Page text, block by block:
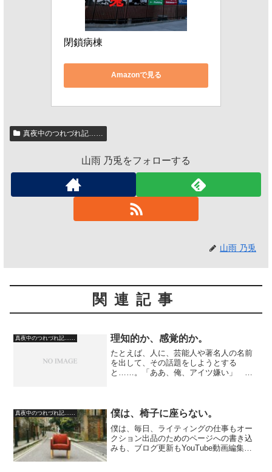
閉鎖病棟
Amazonで見る
真夜中のつれづれ記……
山雨 乃兎をフォローする
山雨 乃兎
関連記事
真夜中のつれづれ記…… 理知的か、感覚的か。
たとえば、人に、芸能人や著名人の名前
を出して、その話題をしようとする
と……。「ああ、俺、アイツ嫌い」 だ
とは、まったく話しが合わなく...
真夜中のつれづれ記…… 僕は、椅子に座らない。
僕は、毎日、ライティングの仕事もオー
クション出品のためのページへの書き込
みも、ブログ更新もYouTube動画編集